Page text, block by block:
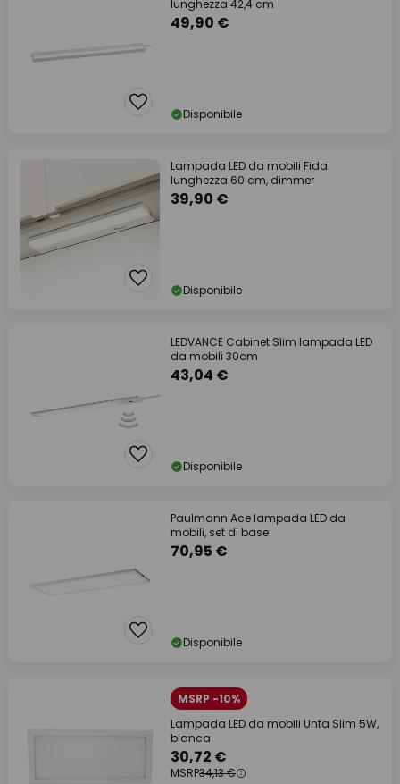
lunghezza 42,4 cm
49,90 €
Disponibile
Lampada LED da mobili Fida
lunghezza 60 cm, dimmer
39,90 €
Disponibile
LEDVANCE Cabinet Slim lampada LED
da mobili 30cm
43,04 €
Disponibile
Paulmann Ace lampada LED da
mobili, set di base
70,95 €
Disponibile
MSRP -10%
Lampada LED da mobili Unta Slim 5W,
bianca
30,72 €
MSRP34,13 €